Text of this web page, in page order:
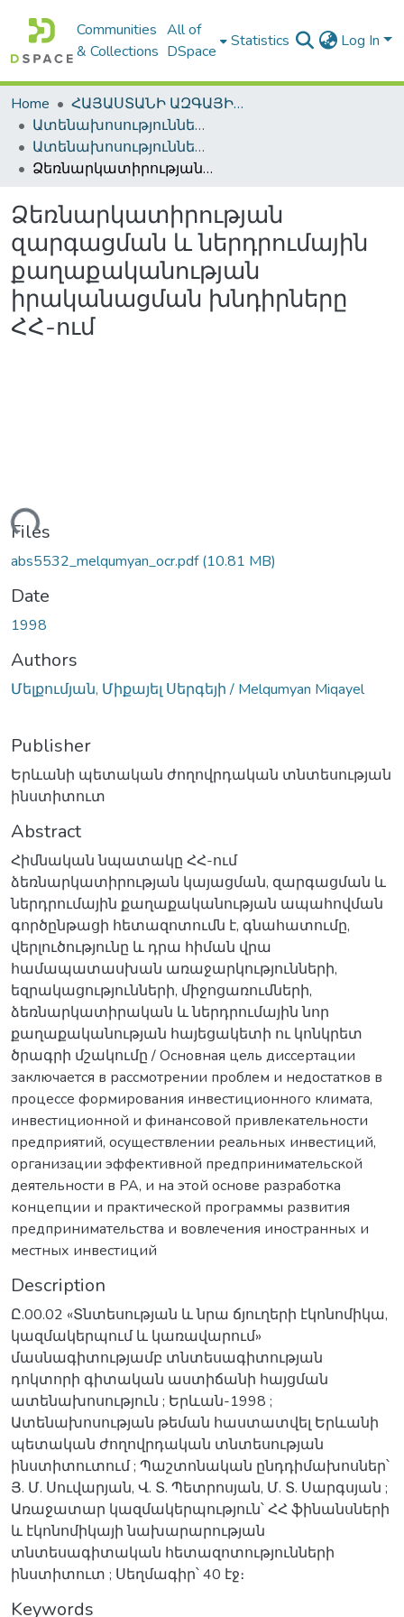
Communities
& Collections
All of
DSpace
Statistics Log In
Home
ՀԱՅԱՍՏԱՆԻ ԱԶԳԱՅԻՆ ԳՐԱԴԱՐԱՆԻ ԹՎԱՅԻՆ ՊԱՀՈՑ / DIGITAL REPOSITORY OF NLA
Ատենախոսություններ և սեղմագրեր / Theses & Abstracts
Ատենախոսություններ և սեղմագրեր / Theses & Abstracts
Ձեռնարկատիրության զարգացման և ներդրումային քաղաքականության իրականացման խնդիրները ՀՀ-ում
Ձեռնարկատիրության
զարգացման և ներդրումային
քաղաքականության
իրականացման խնդիրները
ՀՀ-ում
Files
abs5532_melqumyan_ocr.pdf(10.81 MB)
Date
1998
Authors
Մելքումյան, Միքայել Սերգեյի / Melqumyan Miqayel
Publisher
Երևանի պետական ժողովրդական տնտեսության
ինստիտուտ
Abstract
Հիմնական նպատակը ՀՀ-ում
ձեռնարկատիրության կայացման, զարգացման և
ներդրումային քաղաքականության ապահովման
գործընթացի հետազոտումն է, գնահատումը,
վերլուծությունը և դրա հիման վրա
համապատասխան առաջարկությունների,
եզրակացությունների, միջոցառումների,
ձեռնարկատիրական և ներդրումային նոր
քաղաքականության հայեցակետի ու կոնկրետ
ծրագրի մշակումը / Основная цель диссертации
заключается в рассмотрении проблем и недостатков в
процессе формирования инвестиционного климата,
инвестиционной и финансовой привлекательности
предприятий, осуществлении реальных инвестиций,
организации эффективной предпринимательской
деятельности в РА, и на этой основе разработка
концепции и практической программы развития
предпринимательства и вовлечения иностранных и
местных инвестиций
Description
Ը.00.02 «Տնտեսության և նրա ճյուղերի էկոնոմիկա,
կազմակերպում և կառավարում»
մասնագիտությամբ տնտեսագիտության
դոկտորի գիտական աստիճանի հայցման
ատենախոսություն ; Երևան-1998 ;
Ատենախոսության թեման հաստատվել Երևանի
պետական ժողովրդական տնտեսության
ինստիտուտում ; Պաշտոնական ընդդիմախոսներ՝
Յ. Մ. Սուվարյան, Վ. Տ. Պետրոսյան, Մ. Տ. Սարգսյան ;
Առաջատար կազմակերպություն՝ ՀՀ ֆինանսների
և էկոնոմիկայի նախարարության
տնտեսագիտական հետազոտությունների
ինստիտուտ ; Սեղմագիր՝ 40 էջ։
Keywords